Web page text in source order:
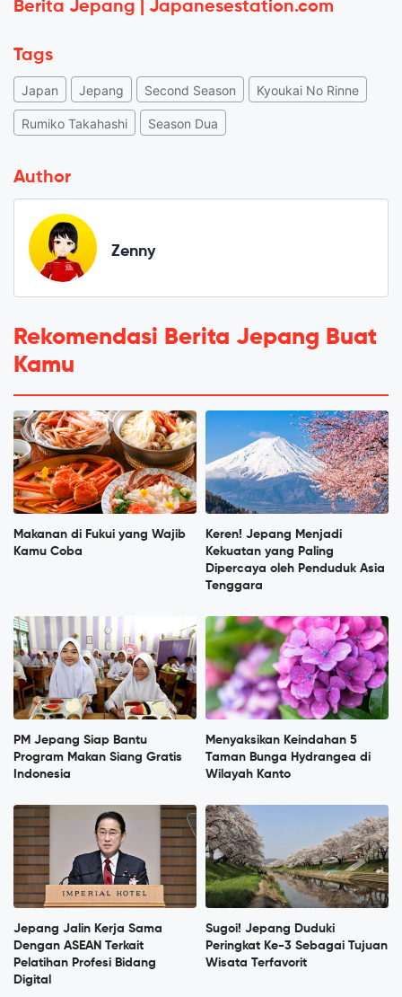
Berita Jepang | Japanesestation.com
Tags
Japan Jepang Second Season Kyoukai No Rinne
Rumiko Takahashi Season Dua
Author
Zenny
Rekomendasi Berita Jepang Buat
Kamu
Makanan di Fukui yang Wajib
Kamu Coba
Keren! Jepang Menjadi
Kekuatan yang Paling
Dipercaya oleh Penduduk Asia
Tenggara
PM Jepang Siap Bantu
Program Makan Siang Gratis
Indonesia
Menyaksikan Keindahan 5
Taman Bunga Hydrangea di
Wilayah Kanto
Jepang Jalin Kerja Sama
Dengan ASEAN Terkait
Pelatihan Profesi Bidang
Digital
Sugoi! Jepang Duduki
Peringkat Ke-3 Sebagai Tujuan
Wisata Terfavorit